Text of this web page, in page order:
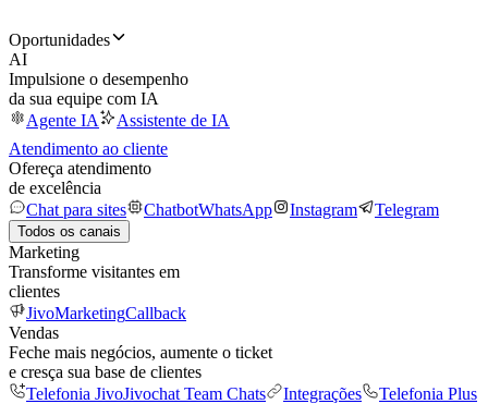
Oportunidades
AI
Impulsione o desempenho
da sua equipe com IA
Agente IA
Assistente de IA
Atendimento ao cliente
Ofereça atendimento
de excelência
Chat para sites
ChatbotWhatsApp Instagram Telegram
Todos os canais
Marketing
Transforme visitantes em
clientes
JivoMarketingCallback
Vendas
Feche mais negócios, aumente o ticket
e cresça sua base de clientes
Telefonia JivoJivochat Team Chats Integrações
Telefonia Plus